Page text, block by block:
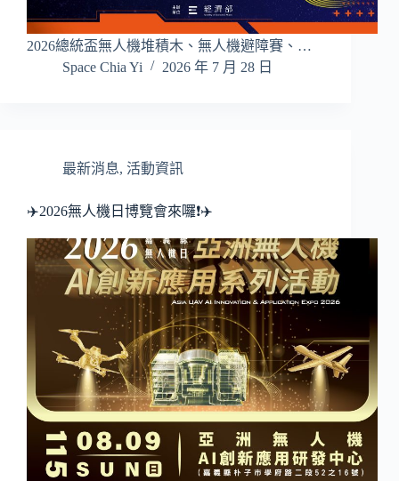
2026總統盃無人機堆積木、無人機避障賽、…
Space Chia Yi
2026 年 7 月 28 日
最新消息, 活動資訊
✈️2026無人機日博覽會來囉❗️✈️